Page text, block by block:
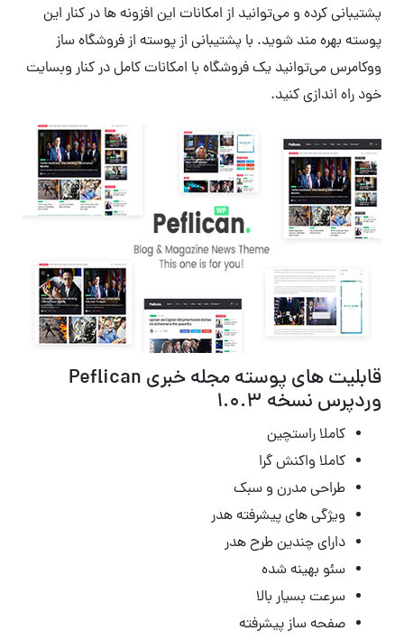
پشتیبانی کرده و می‌توانید از امکانات این افزونه ها در کنار این
پوسته بهره مند شوید. با پشتیبانی از پوسته از فروشگاه ساز
ووکامرس می‌توانید یک فروشگاه با امکانات کامل در کنار وبسایت
خود راه اندازی کنید.
قابلیت های پوسته مجله خبری Peflican
وردپرس نسخه 1.0.3
کاملا راستچین
کاملا واکنش گرا
طراحی مدرن و سبک
ویژگی های پیشرفته هدر
دارای چندین طرح هدر
سئو بهینه شده
سرعت بسیار بالا
صفحه ساز پیشرفته